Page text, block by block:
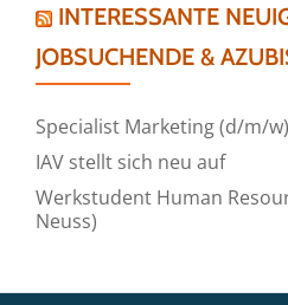
INTERESSANTE
JOBSUCHENDE &
Specialist Marketing (d/m/
IAV stellt sich neu auf
Werkstudent Human
Neuss)